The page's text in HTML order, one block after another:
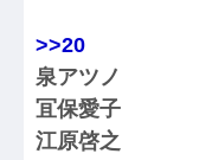
>>20
泉アツノ
冝保愛子
江原啓之